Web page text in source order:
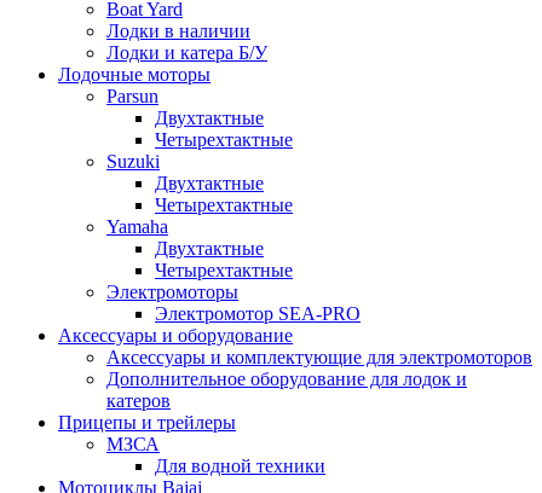
Boat Yard
Лодки в наличии
Лодки и катера Б/У
Лодочные моторы
Parsun
Двухтактные
Четырехтактные
Suzuki
Двухтактные
Четырехтактные
Yamaha
Двухтактные
Четырехтактные
Электромоторы
Электромотор SEA-PRO
Аксессуары и оборудование
Аксессуары и комплектующие для электромоторов
Дополнительное оборудование для лодок и
катеров
Прицепы и трейлеры
МЗСА
Для водной техники
Мотоциклы Bajaj